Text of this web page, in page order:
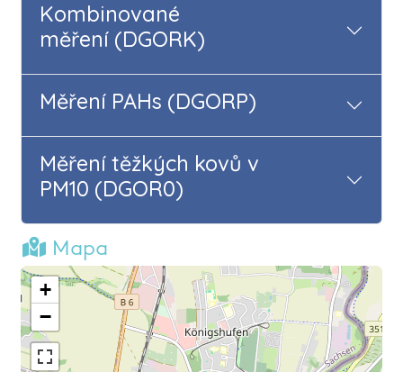
Kombinované
měření (DGORK)
Měření PAHs (DGORP)
Měření těžkých kovů v
PM10 (DGOR0)
Mapa
+
−